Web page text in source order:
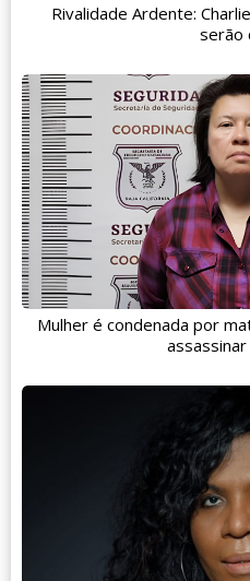
Rivalidade Ardente:
serão
Mulher é condenada por